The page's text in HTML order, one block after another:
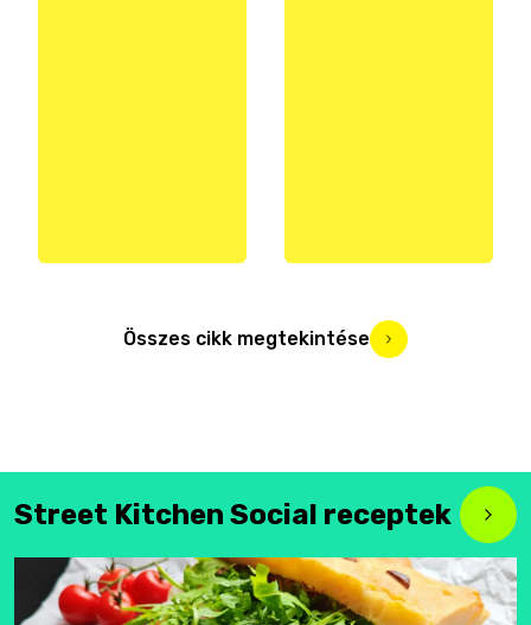
Összes cikk megtekintése
Street Kitchen Social receptek